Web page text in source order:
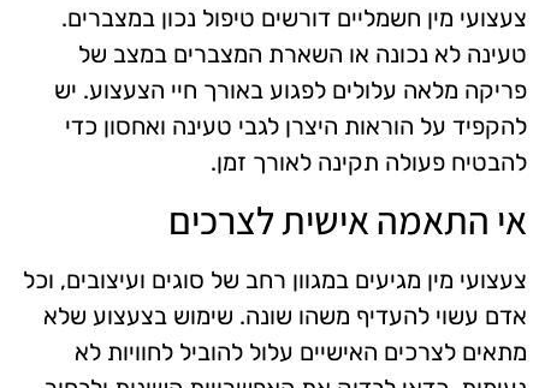
צעצועי מין חשמליים דורשים טיפול נכון במצברים.
טעינה לא נכונה או השארת המצברים במצב של
פריקה מלאה עלולים לפגוע באורך חיי הצעצוע. יש
להקפיד על הוראות היצרן לגבי טעינה ואחסון כדי
להבטיח פעולה תקינה לאורך זמן.
אי התאמה אישית לצרכים
צעצועי מין מגיעים במגוון רחב של סוגים ועיצובים, וכל
אדם עשוי להעדיף משהו שונה. שימוש בצעצוע שלא
מתאים לצרכים האישיים עלול להוביל לחוויות לא